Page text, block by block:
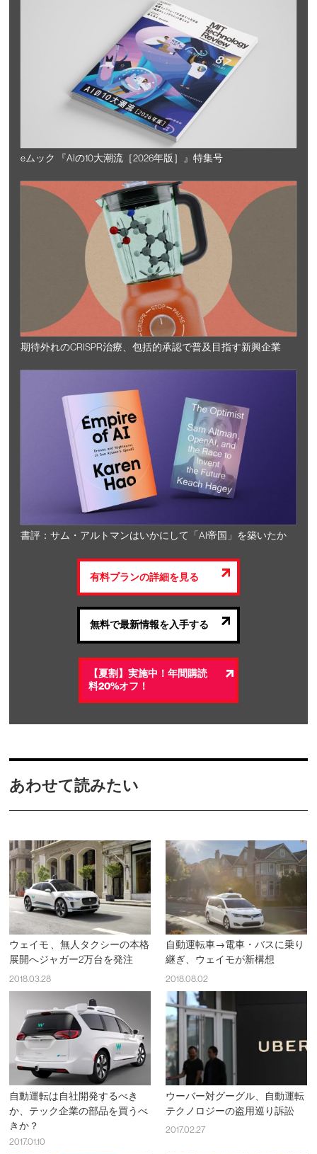
eムック 『AIの10大潮流［2026年版］』特集号
期待外れのCRISPR治療、包括的承認で普及目指す新興企業
書評：サム・アルトマンはいかにして「AI帝国」を築いたか
有料プランの詳細を見る
無料で最新情報を入手する
【夏割】実施中！年間購読
料20%オフ！
あわせて読みたい
ウェイモ 、無人タクシーの本格
展開へジャガー2万台を発注
2018.03.28
自動運転車→電車・バスに乗り
継ぎ、ウェイモが新構想
2018.08.02
自動運転は自社開発するべき
か、テック企業の部品を買うべ
きか？
2017.01.10
ウーバー対グーグル、自動運転
テクノロジーの盗用巡り訴訟
2017.02.27